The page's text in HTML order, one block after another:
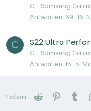
C. Samsung
Antworten 69 16.
C S22 Ultra
C. Samsung
Antworten 15 5.
Teilen: Reddit